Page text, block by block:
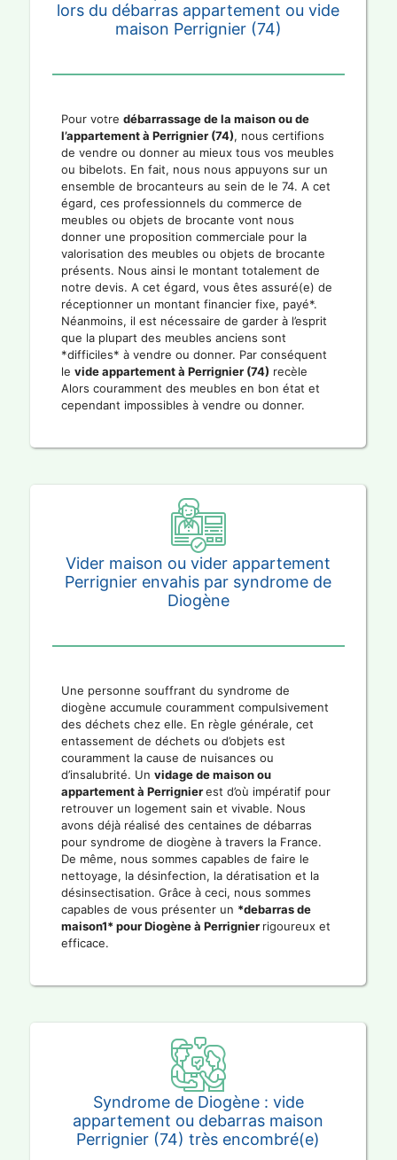
lors du débarras appartement ou vide
maison Perrignier (74)
Pour votre débarrassage de la maison ou de
l’appartement à Perrignier (74), nous certifions
de vendre ou donner au mieux tous vos meubles
ou bibelots. En fait, nous nous appuyons sur un
ensemble de brocanteurs au sein de le 74. A cet
égard, ces professionnels du commerce de
meubles ou objets de brocante vont nous
donner une proposition commerciale pour la
valorisation des meubles ou objets de brocante
présents. Nous ainsi le montant totalement de
notre devis. A cet égard, vous êtes assuré(e) de
réceptionner un montant financier fixe, payé*.
Néanmoins, il est nécessaire de garder à l’esprit
que la plupart des meubles anciens sont
*difficiles* à vendre ou donner. Par conséquent
le vide appartement à Perrignier (74) recèle
Alors couramment des meubles en bon état et
cependant impossibles à vendre ou donner.
Vider maison ou vider appartement
Perrignier envahis par syndrome de
Diogène
Une personne souffrant du syndrome de
diogène accumule couramment compulsivement
des déchets chez elle. En règle générale, cet
entassement de déchets ou d’objets est
couramment la cause de nuisances ou
d’insalubrité. Un vidage de maison ou
appartement à Perrignierest d’où impératif pour
retrouver un logement sain et vivable. Nous
avons déjà réalisé des centaines de débarras
pour syndrome de diogène à travers la France.
De même, nous sommes capables de faire le
nettoyage, la désinfection, la dératisation et la
désinsectisation. Grâce à ceci, nous sommes
capables de vous présenter un *debarras de
maison1* pour Diogène à Perrignier rigoureux et
efficace.
Syndrome de Diogène : vide
appartement ou debarras maison
Perrignier (74) très encombré(e)